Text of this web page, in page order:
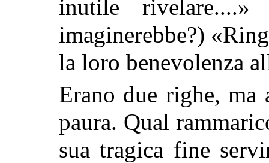
inutile
imaginerebbe?)
la loro benevolenza
Erano due righe, ma
paura. Qual
sua tragica fine